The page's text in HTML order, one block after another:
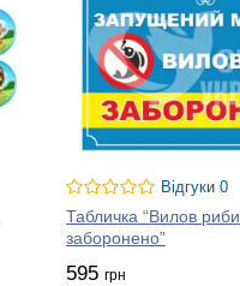
Відгуки 0
Табличка “Вилов риби
заборонено”
595 грн